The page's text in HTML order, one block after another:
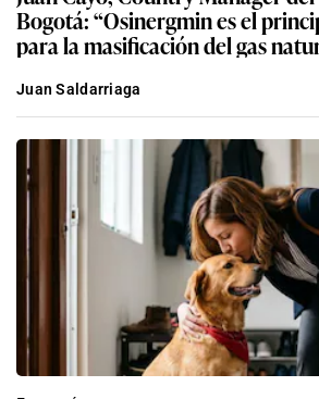
Bogotá: “Osinergmin es el
para la masificación del gas
Juan Saldarriaga